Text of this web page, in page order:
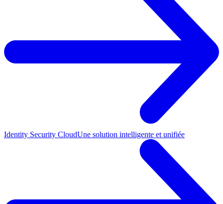
Identity Security CloudUne solution intelligente et unifiée